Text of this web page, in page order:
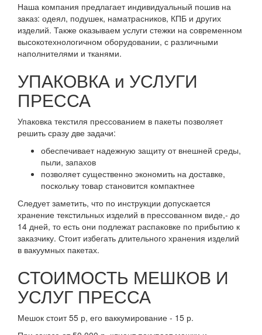
Наша компания предлагает индивидуальный пошив на
заказ: одеял, подушек, наматрасников, КПБ и других
изделий. Также оказываем услуги стежки на современном
высокотехнологичном оборудовании, с различными
наполнителями и тканями.
УПАКОВКА и УСЛУГИ
ПРЕССА
Упаковка текстиля прессованием в пакеты позволяет
решить сразу две задачи:
обеспечивает надежную защиту от внешней среды,
пыли, запахов
позволяет существенно экономить на доставке,
поскольку товар становится компактнее
Следует заметить, что по инструкции допускается
хранение текстильных изделий в прессованном виде,- до
14 дней, то есть они подлежат распаковке по прибытию к
заказчику. Стоит избегать длительного хранения изделий
в вакуумных пакетах.
СТОИМОСТЬ МЕШКОВ И
УСЛУГ ПРЕССА
Мешок стоит 55 р, его ваккумирование - 15 р.